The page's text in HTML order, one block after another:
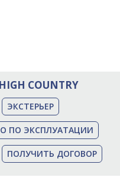
COUNTRY
ЭКСТЕРЬЕР
ПО ЭКСПЛУАТАЦИИ
ПОЛУЧИТЬ ДОГОВОР